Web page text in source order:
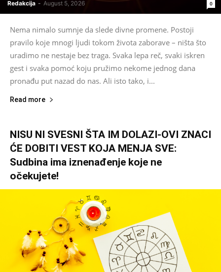
Redakcija - August 5, 2026 0
Nema nimalo sumnje da slede divne promene. Postoji
pravilo koje mnogi ljudi tokom života zaborave – ništa što
uradimo ne nestaje bez traga. Svaka lepa reč, svaki iskren
gest i svaka pomoć koju pružimo nekome jednog dana
pronađu put nazad do nas. Ali isto tako, i...
Read more
NISU NI SVESNI ŠTA IM DOLAZI-OVI ZNACI
ĆE DOBITI VEST KOJA MENJA SVE:
Sudbina ima iznenađenje koje ne
očekujete!